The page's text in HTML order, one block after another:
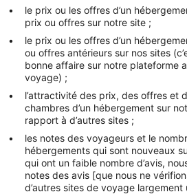
le prix ou les offres d’un
prix ou offres sur notre site ;
le prix ou les offres d’un
ou offres antérieurs sur nos sites
bonne affaire sur notre plateforme
voyage) ;
l’attractivité des prix, des offres et
chambres d’un hébergement sur
rapport à d’autres sites ;
les notes des voyageurs et le
hébergements qui sont nouveaux
qui ont un faible nombre d’avis,
notes des avis [que nous ne
d’autres sites de voyage largement